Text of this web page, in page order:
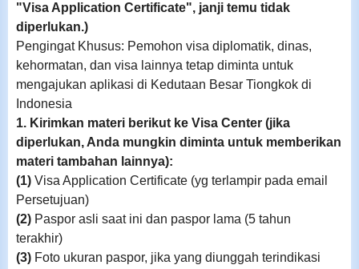
"Visa Application Certificate", janji temu tidak
diperlukan.)
Pengingat Khusus: Pemohon visa diplomatik, dinas,
kehormatan, dan visa lainnya tetap diminta untuk
mengajukan aplikasi di Kedutaan Besar Tiongkok di
Indonesia
1. Kirimkan materi berikut ke Visa Center (jika
diperlukan, Anda mungkin diminta untuk memberikan
materi tambahan lainnya):
(1) Visa Application Certificate (yg terlampir pada email
Persetujuan)
(2) Paspor asli saat ini dan paspor lama (5 tahun
terakhir)
(3) Foto ukuran paspor, jika yang diunggah terindikasi